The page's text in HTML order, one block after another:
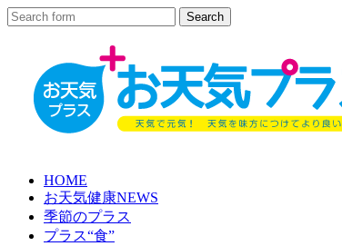
HOME
お天気健康NEWS
季節のプラス
プラス“食”